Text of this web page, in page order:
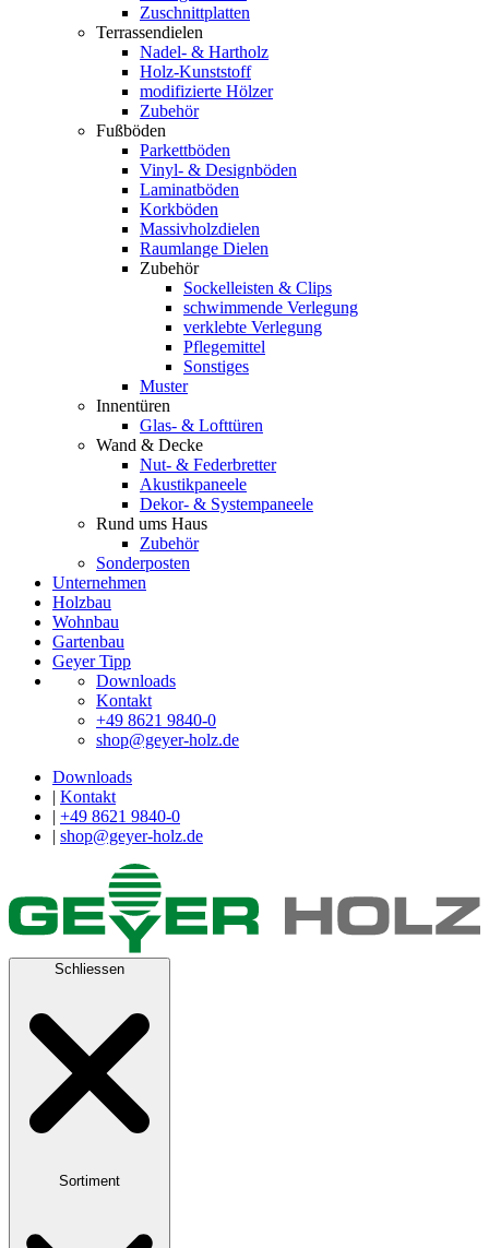
Zuschnittplatten
Terrassendielen
Nadel- & Hartholz
Holz-Kunststoff
modifizierte Hölzer
Zubehör
Fußböden
Parkettböden
Vinyl- & Designböden
Laminatböden
Korkböden
Massivholzdielen
Raumlange Dielen
Zubehör
Sockelleisten & Clips
schwimmende Verlegung
verklebte Verlegung
Pflegemittel
Sonstiges
Muster
Innentüren
Glas- & Lofttüren
Wand & Decke
Nut- & Federbretter
Akustikpaneele
Dekor- & Systempaneele
Rund ums Haus
Zubehör
Sonderposten
Unternehmen
Holzbau
Wohnbau
Gartenbau
Geyer Tipp
Downloads
Kontakt
+49 8621 9840-0
shop@geyer-holz.de
Downloads
| Kontakt
| +49 8621 9840-0
| shop@geyer-holz.de
Schliessen
Sortiment